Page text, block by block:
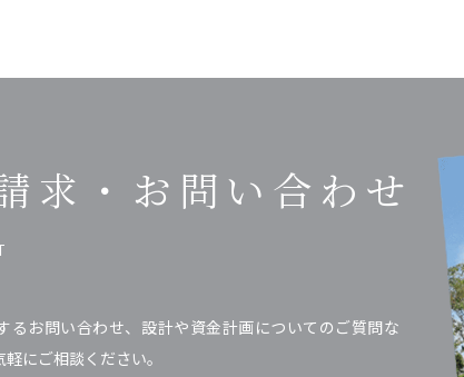
求・ お問い合わせ
るお問い合わせ、設計や資金計画についてのご質問な
にご相談ください。